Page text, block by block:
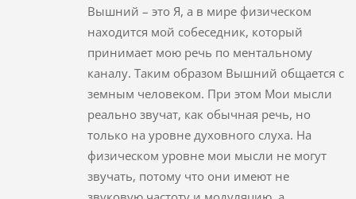
Вышний – это Я, а в мире физическом
находится мой собеседник, который
принимает мою речь по ментальному
каналу. Таким образом Вышний общается с
земным человеком. При этом Мои мысли
реально звучат, как обычная речь, но
только на уровне духовного слуха. На
физическом уровне мои мысли не могут
звучать, потому что они имеют не